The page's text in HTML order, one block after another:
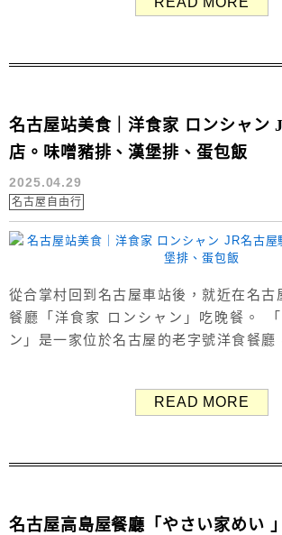
為觀光客必吃的名古屋美食。現在透過ㄚ
名古屋站美食｜洋食家 ロンシャン
店。味噌豬排、漢堡排、蛋包飯
2025.04.29
名古屋自由行
從合掌村回到名古屋車站後，就近在名古
餐廳「洋食家 ロンシャン」吃晚餐。
ン」是一家位於名古屋的老字號洋食餐廳
家 ロンシャン JR名古屋駅店 我們吃的這
READ MORE
名古屋高島屋餐廳「やさい家めい